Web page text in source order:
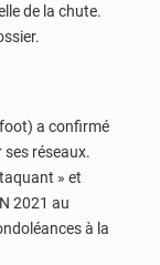
de la chute.
a confirmé
ses réseaux.
» et
2021 au
à la